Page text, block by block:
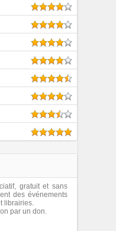
gratuit et sans
des événements
librairies.
par un don.